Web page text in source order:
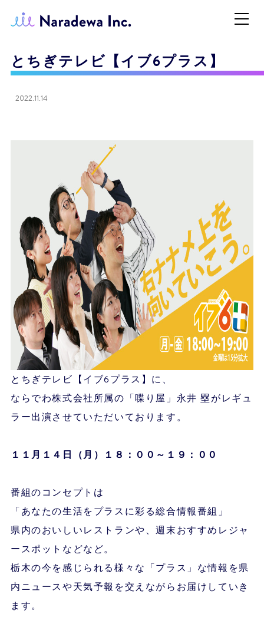
とちぎテレビ【イブ6プラス】
2022.11.14
とちぎテレビ【イブ6プラス】に、
ならでわ株式会社所属の「喋り屋」永井 塁がレギュ
ラー出演させていただいております。
１１月１４ 日（月）１８：００～１９：００
番組のコンセプトは
「あなたの生活をプラスに彩る総合情報番組」
県内のおいしいレストランや、週末おすすめレジャ
ースポットなどなど。
栃木の今を感じられる様々な「プラス」な情報を県
内ニュースや天気予報を交えながらお届けしていき
ます。